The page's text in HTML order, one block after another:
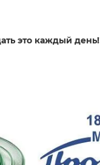
это каждый день!